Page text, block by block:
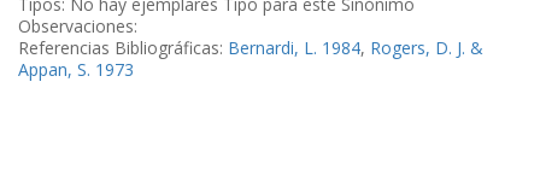
Observaciones:
Referencias Bibliográficas: Bernardi, L. 1984, Rogers, D. J. &
Appan, S. 1973